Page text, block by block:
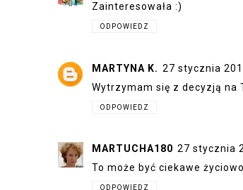
Zainteresowała :)
ODPOWIEDZ
MARTYNA K. 27 stycznia
Wytrzymam się z decyzją na
ODPOWIEDZ
MARTUCHA180 27 stycznia
To może być ciekawe
ODPOWIEDZ